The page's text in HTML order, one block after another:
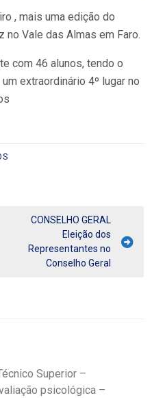
, mais uma edição do
no Vale das Almas em Faro.
com 46 alunos, tendo o
extraordinário 4º lugar no
CONSELHO GERAL
Eleição dos
Representantes no
Conselho Geral
Superior –
psicológica –